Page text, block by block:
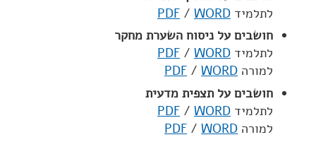
לתלמיד
PDF / WORD
חושבים על ניסוח השערת מחקר
לתלמיד
PDF / WORD
למורה
PDF / WORD
חושבים על תצפית מדעית
לתלמיד
PDF / WORD
למורה
PDF / WORD